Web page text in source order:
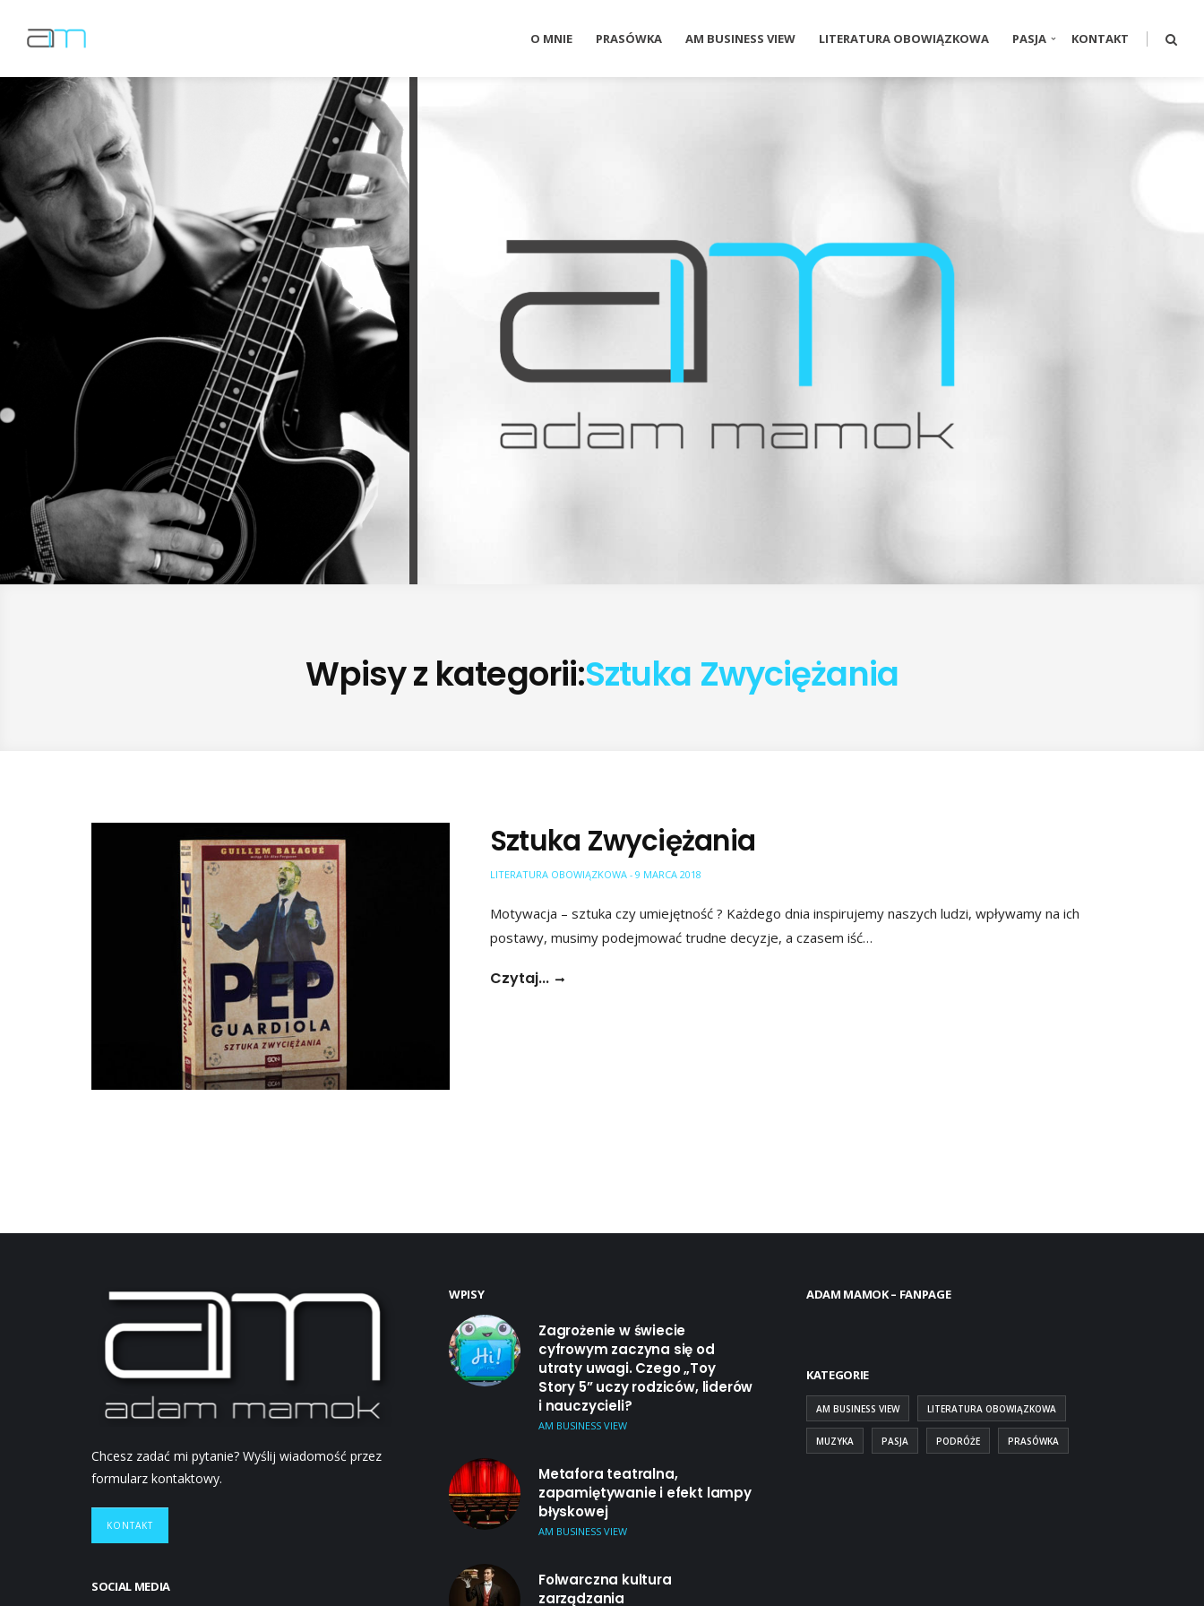
O MNIE PRASÓWKA AM BUSINESS VIEW LITERATURA OBOWIĄZKOWA PASJA KONTAKT
Wpisy z kategorii:Sztuka Zwyciężania
Sztuka Zwyciężania
LITERATURA OBOWIĄZKOWA - 9 MARCA 2018
Motywacja – sztuka czy umiejętność ? Każdego dnia inspirujemy naszych ludzi, wpływamy na ich
postawy, musimy podejmować trudne decyzje, a czasem iść…
Czytaj...
Chcesz zadać mi pytanie? Wyślij wiadomość przez
formularz kontaktowy.
KONTAKT
SOCIAL MEDIA
WPISY
Zagrożenie w świecie
cyfrowym zaczyna się od
utraty uwagi. Czego „Toy
Story 5” uczy rodziców, liderów
i nauczycieli?
AM BUSINESS VIEW
Metafora teatralna,
zapamiętywanie i efekt lampy
błyskowej
AM BUSINESS VIEW
Folwarczna kultura
zarządzania
ADAM MAMOK – FANPAGE
KATEGORIE
AM BUSINESS VIEW LITERATURA OBOWIĄZKOWA
MUZYKA PASJA PODRÓŻE PRASÓWKA